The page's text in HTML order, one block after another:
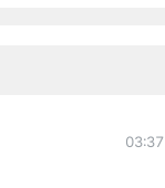
03:37